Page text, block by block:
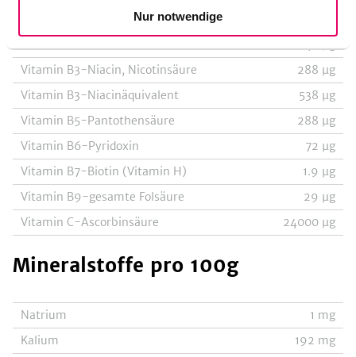
Nur notwendige
Vitamin B3-Niacin, Nicotinsäure
288 µg
Vitamin B3-Niacinäquivalent
538 µg
Vitamin B5-Pantothensäure
288 µg
Vitamin B6-Pyridoxin
72 µg
Vitamin B7-Biotin (Vitamin H)
1.9 µg
Vitamin B9-gesamte Folsäure
29 µg
Vitamin C-Ascorbinsäure
24000 µg
Mineralstoffe pro 100g
Natrium 1 mg
Kalium
192 mg